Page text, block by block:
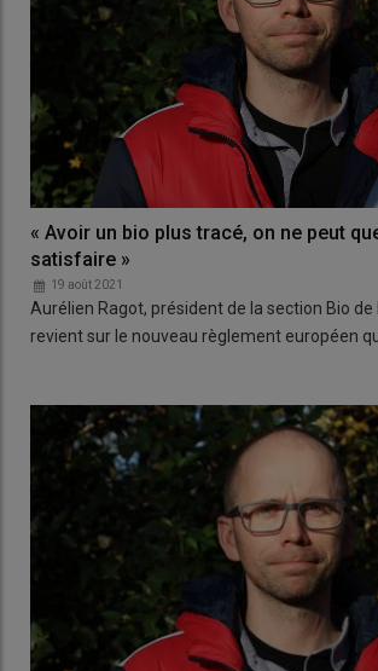
« Avoir un bio plus tracé, on ne peut
satisfaire »
19 août 2021
Aurélien Ragot, président de la section Bio de
revient sur le nouveau règlement européen